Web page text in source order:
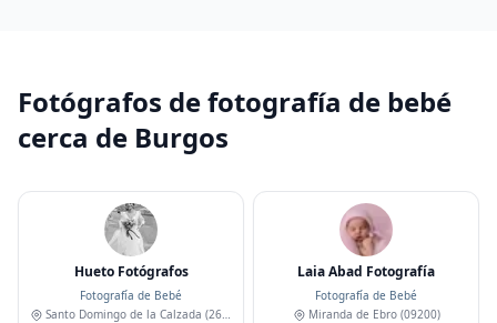
Fotógrafos de fotografía de bebé
cerca de Burgos
Hueto Fotógrafos
Fotografía de Bebé
Santo Domingo de la Calzada (26250)
Laia Abad Fotografía
Fotografía de Bebé
Miranda de Ebro(09200)